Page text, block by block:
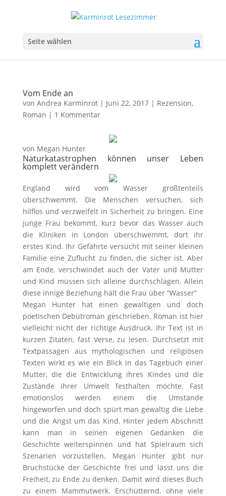
Seite wählen
Vom Ende an
von Andrea Karminrot| Juni 22, 2017| Rezension,
Roman | 1 Kommentar
von Megan Hunter
Naturkatastrophen können unser Leben
komplett verändern
England wird vom Wasser größtenteils
überschwemmt. Die Menschen versuchen, sich
hilflos und verzweifelt in Sicherheit zu bringen. Eine
junge Frau bekommt, kurz bevor das Wasser auch
die Kliniken in London überschwemmt, dort ihr
erstes Kind. Ihr Gefährte versucht mit seiner kleinen
Familie eine Zuflucht zu finden, die sicher ist. Aber
am Ende, verschwindet auch der Vater und Mutter
und Kind müssen sich alleine durchschlagen. Allein
diese innige Beziehung hält die Frau über “Wasser”
Megan Hunter hat einen gewaltigen und doch
poetischen Debütroman geschrieben. Roman ist hier
vielleicht nicht der richtige Ausdruck. Ihr Text ist in
kurzen Zitaten, fast Verse, zu lesen. Durchsetzt mit
Textpassagen aus mythologischen und religiösen
Texten wirkt es wie ein Blick in das Tagebuch einer
Mutter, die die Entwicklung ihres Kindes und die
Zustände ihrer Umwelt festhalten möchte. Fast
emotionslos werden einem die Umstände
hingeworfen und doch spürt man gewaltig die Liebe
und die Angst um das Kind. Hinter jedem Abschnitt
kann man in seinen eigenen Gedanken die
Geschichte weiterspinnen und hat Spielraum sich
Szenarien vorzustellen. Megan Hunter gibt nur
Bruchstücke der Geschichte frei und lässt uns die
Freiheit, zu Ende zu denken. Damit wird dieses Buch
zu einem Mammutwerk. Erschütternd, ohne viele